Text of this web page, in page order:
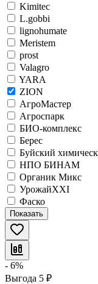
Kimitec
L.gobbi
lignohumate
Meristem
prost
Valagro
YARA
ZION
АгроМастер
Агроспарк
БИО-комплекс
Берес
Буйский
НПО БИНАМ
Органик Микс
УрожайХХI
Фаско
Показать
- 6%
Выгода 5 ₽